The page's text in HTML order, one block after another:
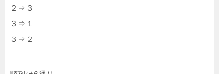
２⇒３
３⇒１
３⇒２